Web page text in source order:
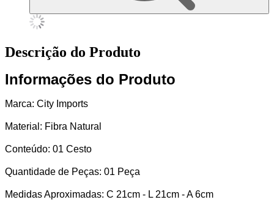
Descrição do Produto
Informações do Produto
Marca: City Imports
Material: Fibra Natural
Conteúdo: 01 Cesto
Quantidade de Peças: 01 Peça
Medidas Aproximadas: C 21cm - L 21cm - A 6cm